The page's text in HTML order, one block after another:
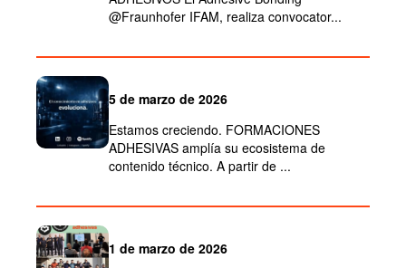
@Fraunhofer IFAM, realiza convocator...
5 de marzo de 2026
Estamos creciendo. FORMACIONES
ADHESIVAS amplía su ecosistema de
contenido técnico. A partir de ...
1 de marzo de 2026